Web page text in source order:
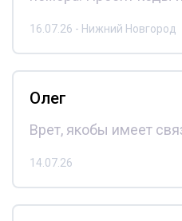
16.07.26 - Нижний Новгород
Олег
Врет, якобы имеет
14.07.26